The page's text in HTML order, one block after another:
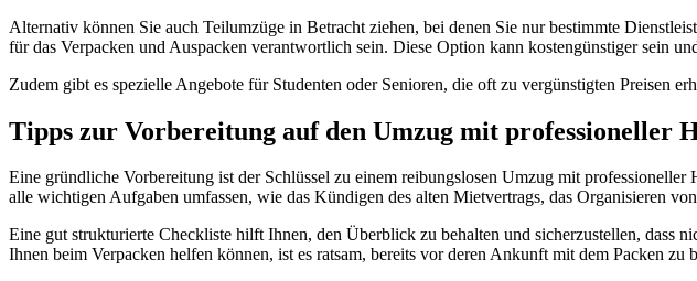
Alternativ können Sie auch Teilumzüge in Betracht ziehen, bei denen Sie nur bestimmte
für das Verpacken und Auspacken verantwortlich sein. Diese Option kann kostengünstiger sein
Zudem gibt es spezielle Angebote für Studenten oder Senioren, die oft zu vergünstigten Preisen
Tipps zur Vorbereitung auf den Umzug mit professioneller
Eine gründliche Vorbereitung ist der Schlüssel zu einem reibungslosen Umzug mit
alle wichtigen Aufgaben umfassen, wie das Kündigen des alten Mietvertrags, das Organisieren
Eine gut strukturierte Checkliste hilft Ihnen, den Überblick zu behalten und sicherzustellen, dass
Ihnen beim Verpacken helfen können, ist es ratsam, bereits vor deren Ankunft mit dem Packen zu